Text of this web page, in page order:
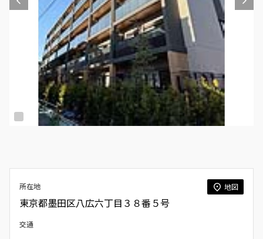
所在地 地図
東京都墨田区八広六丁目３８番５号
交通